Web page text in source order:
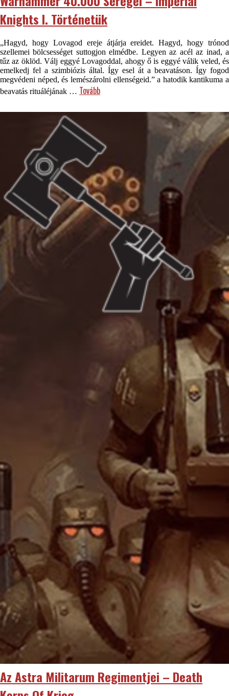
Knights I. Történetük
„Hagyd, hogy Lovagod ereje átjárja ereidet. Hagyd, hogy trónod
szellemei bölcsességet suttogjon elmédbe. Legyen az acél az inad, a
tűz az öklöd. Válj eggyé Lovagoddal, ahogy ő is eggyé válik veled, és
emelkedj fel a szimbiózis által. Így esel át a beavatáson. Így fogod
megvédeni néped, és lemészárolni ellenségeid.” a hatodik kantikuma a
beavatás rituáléjának … Tovább
Az Astra Militarum Regimentjei – Death